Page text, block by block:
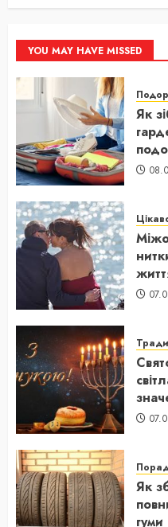
YOU MAY HAVE MISSED
Як
Як
гуми